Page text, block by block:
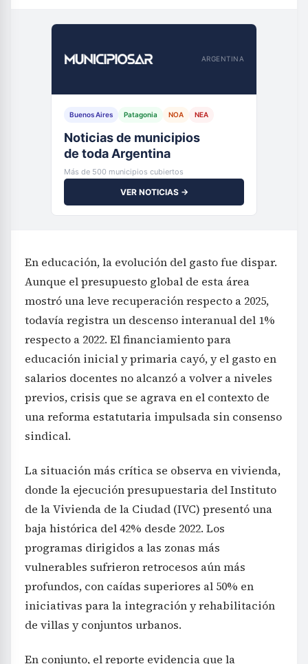
ARGENTINA
Buenos Aires Patagonia NOA NEA
Noticias de municipios
de toda Argentina
Más de 500 municipios cubiertos
VER NOTICIAS →
En educación, la evolución del gasto fue dispar.
Aunque el presupuesto global de esta área
mostró una leve recuperación respecto a 2025,
todavía registra un descenso interanual del 1%
respecto a 2022. El financiamiento para
educación inicial y primaria cayó, y el gasto en
salarios docentes no alcanzó a volver a niveles
previos, crisis que se agrava en el contexto de
una reforma estatutaria impulsada sin consenso
sindical.
La situación más crítica se observa en vivienda,
donde la ejecución presupuestaria del Instituto
de la Vivienda de la Ciudad (IVC) presentó una
baja histórica del 42% desde 2022. Los
programas dirigidos a las zonas más
vulnerables sufrieron retrocesos aún más
profundos, con caídas superiores al 50% en
iniciativas para la integración y rehabilitación
de villas y conjuntos urbanos.
En conjunto, el reporte evidencia que la